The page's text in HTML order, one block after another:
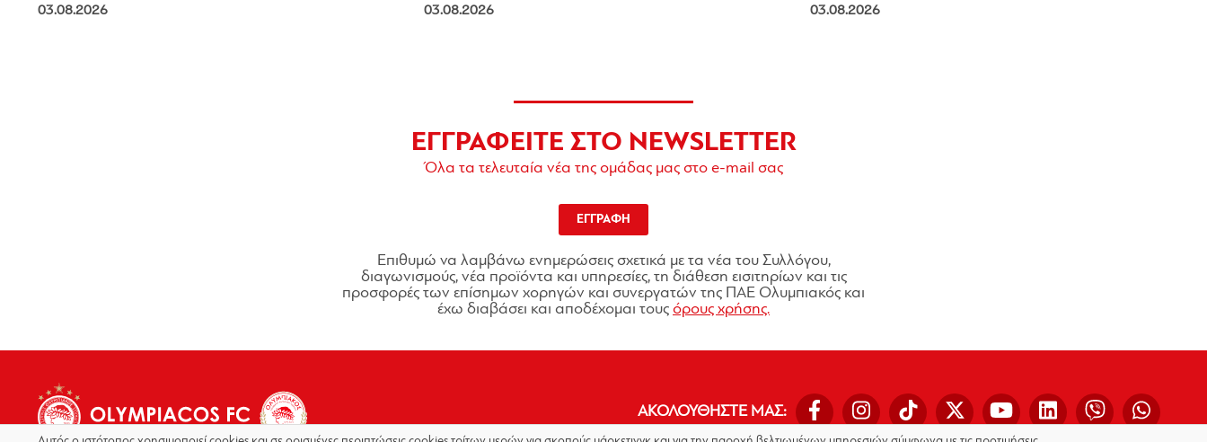
03.08.2026 03.08.2026 03.08.2026
ΕΓΓΡΑΦΕΙΤΕ ΣΤΟ NEWSLETTER
Όλα τα τελευταία νέα της ομάδας μας στο e-mail σας
ΕΓΓΡΑΦΗ
Επιθυμώ να λαμβάνω ενημερώσεις σχετικά με τα νέα του Συλλόγου,
διαγωνισμούς, νέα προϊόντα και υπηρεσίες, τη διάθεση εισιτηρίων και τις
προσφορές των επίσημων χορηγών και συνεργατών της ΠΑΕ Ολυμπιακός και
έχω διαβάσει και αποδέχομαι τους όρους χρήσης.
ΑΚΟΛΟΥΘΗΣΤΕ ΜΑΣ: